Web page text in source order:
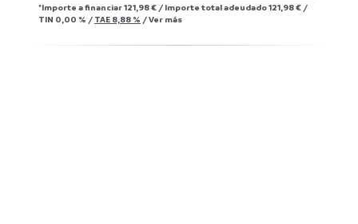
*Importe a financiar121,98 € / Importe total adeudado121,98 € /
TIN 0,00 % / TAE 8,88 % /Ver más